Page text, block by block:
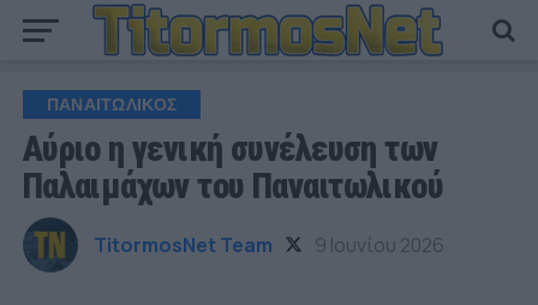
ΠΑΝΑΙΤΩΛΙΚΟΣ
Αύριο η γενική συνέλευση των
Παλαιμάχων του Παναιτωλικού
TitormosNet Team 9 Ιουνίου 2026